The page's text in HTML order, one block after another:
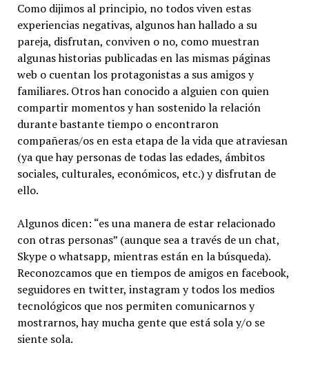
Como dijimos al principio, no todos viven estas
experiencias negativas, algunos han hallado a su
pareja, disfrutan, conviven o no, como muestran
algunas historias publicadas en las mismas páginas
web o cuentan los protagonistas a sus amigos y
familiares. Otros han conocido a alguien con quien
compartir momentos y han sostenido la relación
durante bastante tiempo o encontraron
compañeras/os en esta etapa de la vida que atraviesan
(ya que hay personas de todas las edades, ámbitos
sociales, culturales, económicos, etc.) y disfrutan de
ello.
Algunos dicen: “es una manera de estar relacionado
con otras personas” (aunque sea a través de un chat,
Skype o whatsapp, mientras están en la búsqueda).
Reconozcamos que en tiempos de amigos en facebook,
seguidores en twitter, instagram y todos los medios
tecnológicos que nos permiten comunicarnos y
mostrarnos, hay mucha gente que está sola y/o se
siente sola.